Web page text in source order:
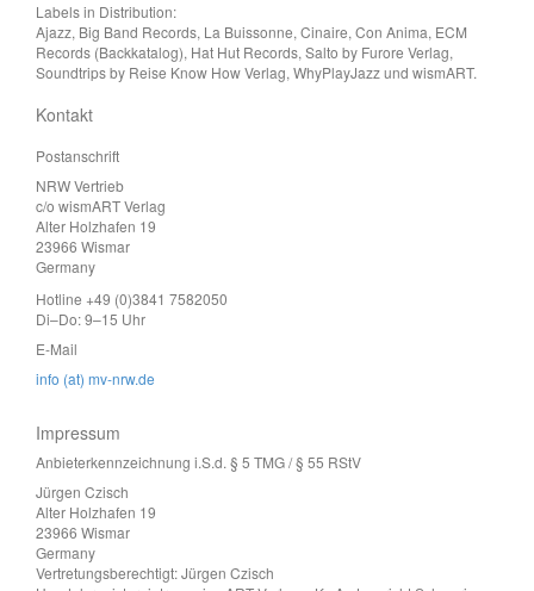
Labels in Distribution:
Ajazz, Big Band Records, La Buissonne, Cinaire, Con Anima, ECM
Records (Backkatalog), Hat Hut Records, Salto by Furore Verlag,
Soundtrips by Reise Know How Verlag, WhyPlayJazz und wismART.
Kontakt
Postanschrift
NRW Vertrieb
c/o wismART Verlag
Alter Holzhafen 19
23966 Wismar
Germany
Hotline +49 (0)3841 7582050
Di–Do: 9–15 Uhr
E-Mail
info (at) mv-nrw.de
Impressum
Anbieterkennzeichnung i.S.d. § 5 TMG / § 55 RStV
Jürgen Czisch
Alter Holzhafen 19
23966 Wismar
Germany
Vertretungsberechtigt: Jürgen Czisch